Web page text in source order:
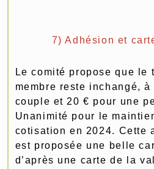
7) Adhésion et
Le comité propose que le
membre reste inchangé,
couple et 20 € pour une
Unanimité pour le
cotisation en 2024. Cette
est proposée une belle
d’après une carte de la